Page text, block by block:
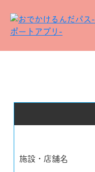
施設・店舗名